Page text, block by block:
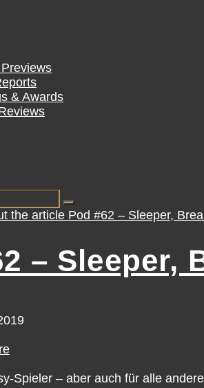
& Awards
– Sleeper,
Spieler – aber auch für alle